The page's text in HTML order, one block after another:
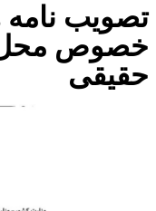
تصویب نامه
خصوص محل
حقیقی